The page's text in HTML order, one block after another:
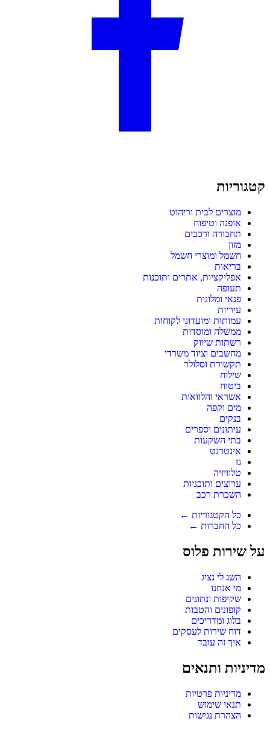
קטגוריות
מוצרים לבית וריהוט
אופנה וטיפוח
תחבורה ורכבים
מזון
חשמל ומוצרי חשמל
בריאות
אפליקציות, אתרים ותוכנות
תעופה
פנאי ומלונות
עיריות
עמותות ומועדוני לקוחות
ממשלה ומוסדות
רשתות שיווק
מחשבים וציוד משרדי
תקשורת וסלולר
שילוח
ביטוח
אשראי והלוואות
מים וקפה
בנקים
עיתונים וספרים
בתי השקעות
אינטרנט
גז
טלוויזיה
ערוצים ותוכניות
השכרת רכב
כל הקטגוריות ←
כל החברות ←
על שירות פלוס
השג לי נציג
מי אנחנו
שקיפות ונתונים
קופונים והטבות
בלוג ומדריכים
דוח שירות לעסקים
איך זה עובד
מדיניות ותנאים
מדיניות פרטיות
תנאי שימוש
הצהרת נגישות